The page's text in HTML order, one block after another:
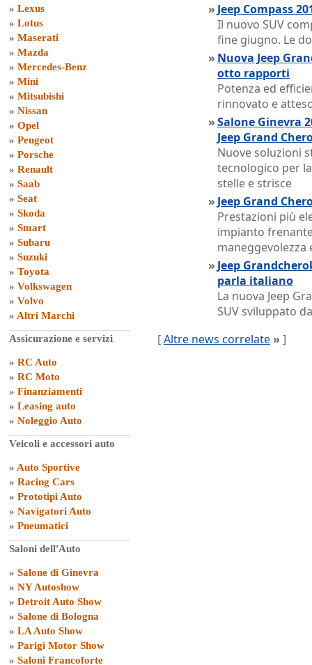
» Lexus
» Lotus
» Maserati
» Mazda
» Mercedes-Benz
» Mini
» Mitsubishi
» Nissan
» Opel
» Peugeot
» Porsche
» Renault
» Saab
» Seat
» Skoda
» Smart
» Subaru
» Suzuki
» Toyota
» Volkswagen
» Volvo
» Altri Marchi
Assicurazione e servizi
» RC Auto
» RC Moto
» Finanziamenti
» Leasing auto
» Noleggio Auto
Veicoli e accessori auto
» Auto Sportive
» Racing Cars
» Prototipi Auto
» Navigatori Auto
» Pneumatici
Saloni dell'Auto
» Salone di Ginevra
» NY Autoshow
» Detroit Auto Show
» Salone di Bologna
» LA Auto Show
» Parigi Motor Show
» Saloni Francoforte
» Jeep Compass
Il nuovo SUV
fine giugno. Le
» Nuova Jeep
otto rapporti
Potenza ed
rinnovato e
»Salone Ginevra
Jeep Grand
Nuove soluzioni
tecnologico per
stelle e strisce
» Jeep Grand
Prestazioni più
impianto
maneggevolezza
» Jeep
parla italiano
La nuova Jeep
SUV sviluppato
[Altre news correlate » ]